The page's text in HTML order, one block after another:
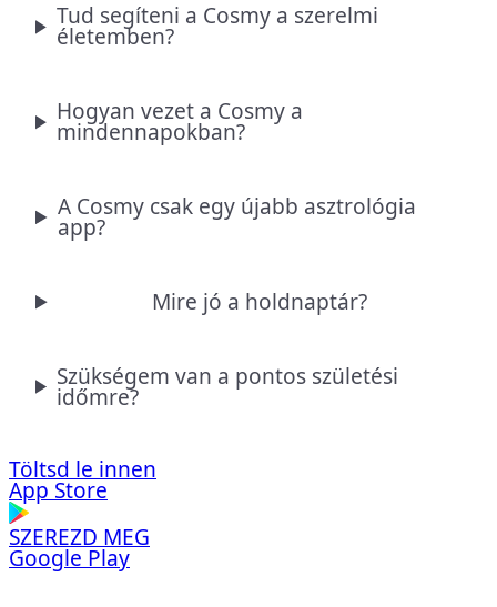
Tud segíteni a Cosmy a szerelmi
életemben?
Hogyan vezet a Cosmy a
mindennapokban?
A Cosmy csak egy újabb asztrológia
app?
Mire jó a holdnaptár?
Szükségem van a pontos születési
időmre?
Töltsd le innen
App Store
SZEREZD MEG
Google Play